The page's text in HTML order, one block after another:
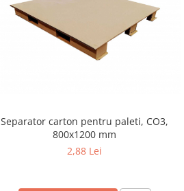
Separator carton pentru paleti, CO3,
800x1200 mm
2,88 Lei